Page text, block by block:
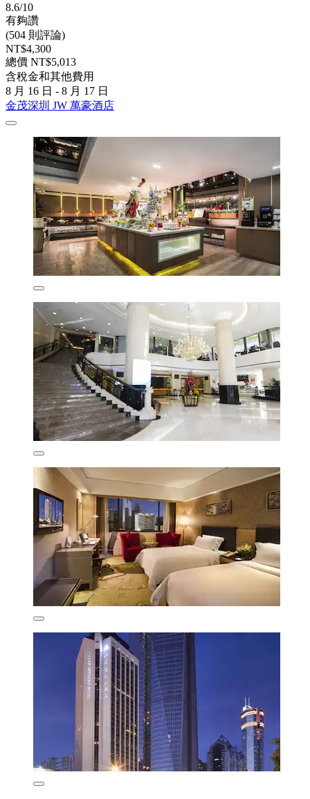
8.6/10
有夠讚
(504 則評論)
NT$4,300
總價 NT$5,013
含稅金和其他費用
8 月 16 日 - 8 月 17 日
金茂深圳 JW 萬豪酒店